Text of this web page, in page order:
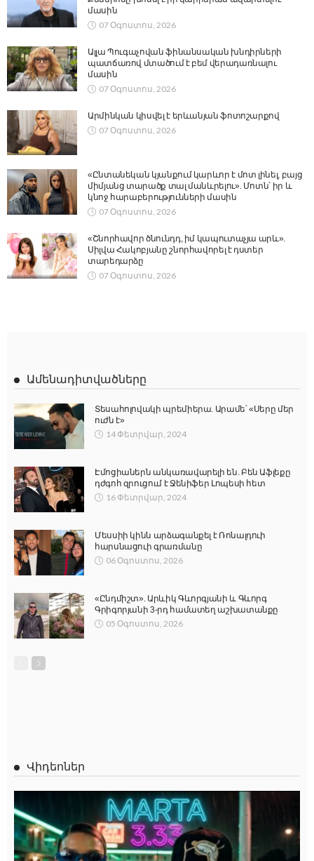
մասին
07 Օգոստոս, 2026
Ալլա Պուգաչովան ֆինանսական խնդիրների
պատճառով մտածում է բեմ վերադառնալու
մասին
07 Օգոստոս, 2026
Արմինկան կիսվել է երևանյան ֆոտոշարքով
07 Օգոստոս, 2026
«Ընտանեկան կյանքում կարևոր է մոտ լինել, բայց
միմյանց տարածք տալ մանևրելու». Մոտն՝ իր և
կնոջ հարաբերությունների մասին
07 Օգոստոս, 2026
«Շնորհավոր ծնունդդ, իմ կապուտաչյա արև».
Սիլվա Հակոբյանը շնորհավորել է դստեր
տարեդարձը
07 Օգոստոս, 2026
Ամենադիտվածները
Տեսահոլովակի պրեմիերա. Արամե՝ «Սերը մեր
ուժն է»
14 Փետրվար, 2024
Էմոցիաներն անկառավարելի են. Բեն Աֆլեքը
դժգոհ զրուցում է Ջենիֆեր Լոպեսի հետ
16 Փետրվար, 2024
Մեսսիի կինն արձագանքել է Ռոնալդուի
հարսնացուի գրառմանը
06 Օգոստոս, 2026
«Ընդմիշտ». Արևիկ Գևորգյանի և Գևորգ
Գրիգորյանի 3-րդ համատեղ աշխատանքը
05 Օգոստոս, 2026
Վիդեոներ